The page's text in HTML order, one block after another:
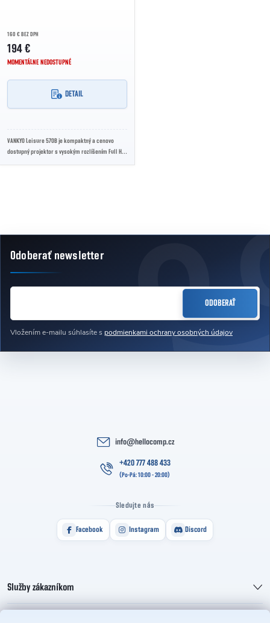
160 € BEZ DPH
194 €
MOMENTÁLNE NEDOSTUPNÉ
DETAIL
VANKYO Leisure 570B je kompaktný a cenovo
dostupný projektor s vysokým rozlíšením Full HD,
Zápätie
Odoberať newsletter
Vložením e-mailu súhlasíte s podmienkami ochrany osobných údajov
ODOBERAŤ
info@hellocomp.cz
+420 777 488 433
Sledujte nás
Facebook Instagram Discord
Služby zákazníkom